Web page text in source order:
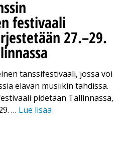
festivaali
27.–29.
tanssifestivaali, jossa voi
elävän musiikin tahdissa.
pidetään Tallinnassa,
… Lue lisää